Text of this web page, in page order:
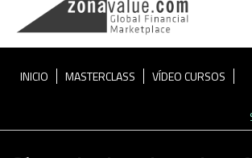
Descubre la mayor
mundo de las
INICIO MASTERCLASS VÍDEO CURSOS